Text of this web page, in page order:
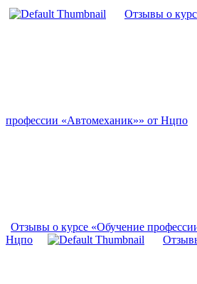
Отзывы о
профессии «Автомеханик»» от Нцпо
Отзывы о курсе «Обучение
Нцпо